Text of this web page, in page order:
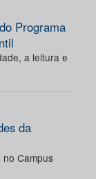
Programa
a leitura e
da
Campus